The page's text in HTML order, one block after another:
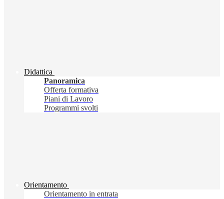
Didattica
Panoramica
Offerta formativa
Piani di Lavoro
Programmi svolti
Orientamento
Orientamento in entrata